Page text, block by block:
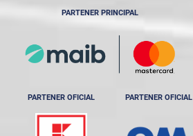
PARTENER PRINCIPAL
PARTENER OFICIAL PARTENER OFICIAL